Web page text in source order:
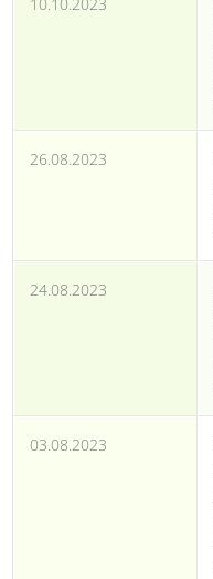
10.10.2023
26.08.2023
24.08.2023
03.08.2023